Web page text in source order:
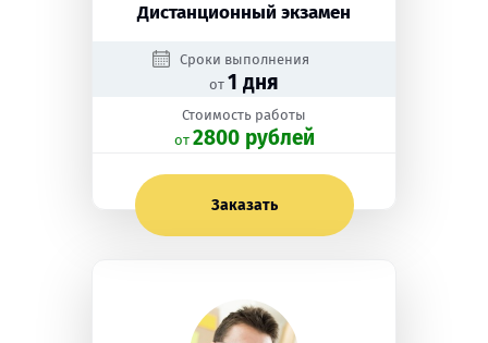
Дистанционный экзамен
Сроки выполнения
от 1 дня
Стоимость работы
oт 2800 рублей
Заказать